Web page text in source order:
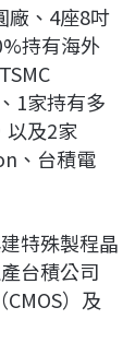
廠、4座8吋
持有海外
1家持有多
以及2家
、台積電
特殊製程晶
台積公司
）及